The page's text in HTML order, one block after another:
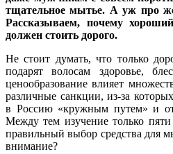
тщательное мытье. А уж про
Рассказываем, почему
должен стоить дорого.
Не стоит думать, что только
подарят волосам здоровье,
ценообразование влияет
различные санкции, из-за
в Россию «кружным путем» и от
Между тем изучение только
правильный выбор средства для
внимание?